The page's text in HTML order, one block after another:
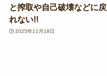
と搾取や自己破壊などに戻
れない!!
2025年11月18日